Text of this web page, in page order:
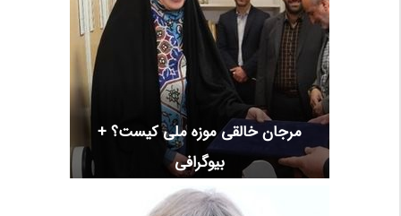
مرجان خالقی موزه ملی کیست؟ +
بیوگرافی